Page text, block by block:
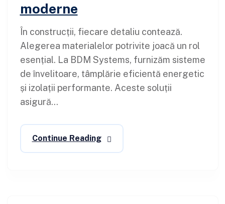
moderne
În construcții, fiecare detaliu contează.
Alegerea materialelor potrivite joacă un rol
esențial. La BDM Systems, furnizăm sisteme
de învelitoare, tâmplărie eficientă energetic
și izolații performante. Aceste soluții
asigură...
Continue Reading